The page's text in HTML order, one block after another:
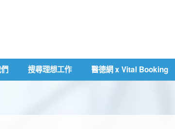
搜尋理想工作 醫德網 x Vital Booking